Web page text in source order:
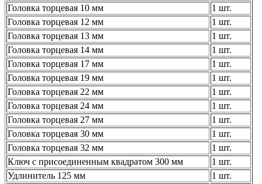
Головка торцевая 10 мм
1 шт.
Головка торцевая 12 мм
1 шт.
Головка торцевая 13 мм
1 шт.
Головка торцевая 14 мм
1 шт.
Головка торцевая 17 мм
1 шт.
Головка торцевая 19 мм
1 шт.
Головка торцевая 22 мм
1 шт.
Головка торцевая 24 мм
1 шт.
Головка торцевая 27 мм
1 шт.
Головка торцевая 30 мм
1 шт.
Головка торцевая 32 мм
1 шт.
Ключ с присоединенным квадратом 300 мм
1 шт.
Удлинитель 125 мм
1 шт.